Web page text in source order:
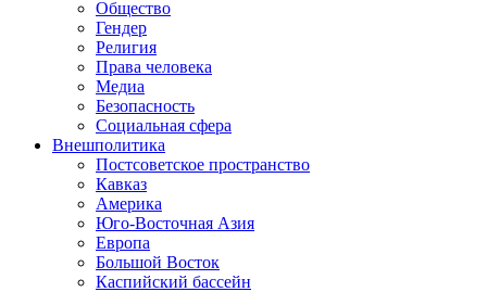
Общество
Гендер
Религия
Права человека
Медиа
Безопасность
Социальная сфера
Внешполитика
Постсоветское пространство
Кавказ
Америка
Юго-Восточная Азия
Европа
Большой Восток
Каспийский бассейн